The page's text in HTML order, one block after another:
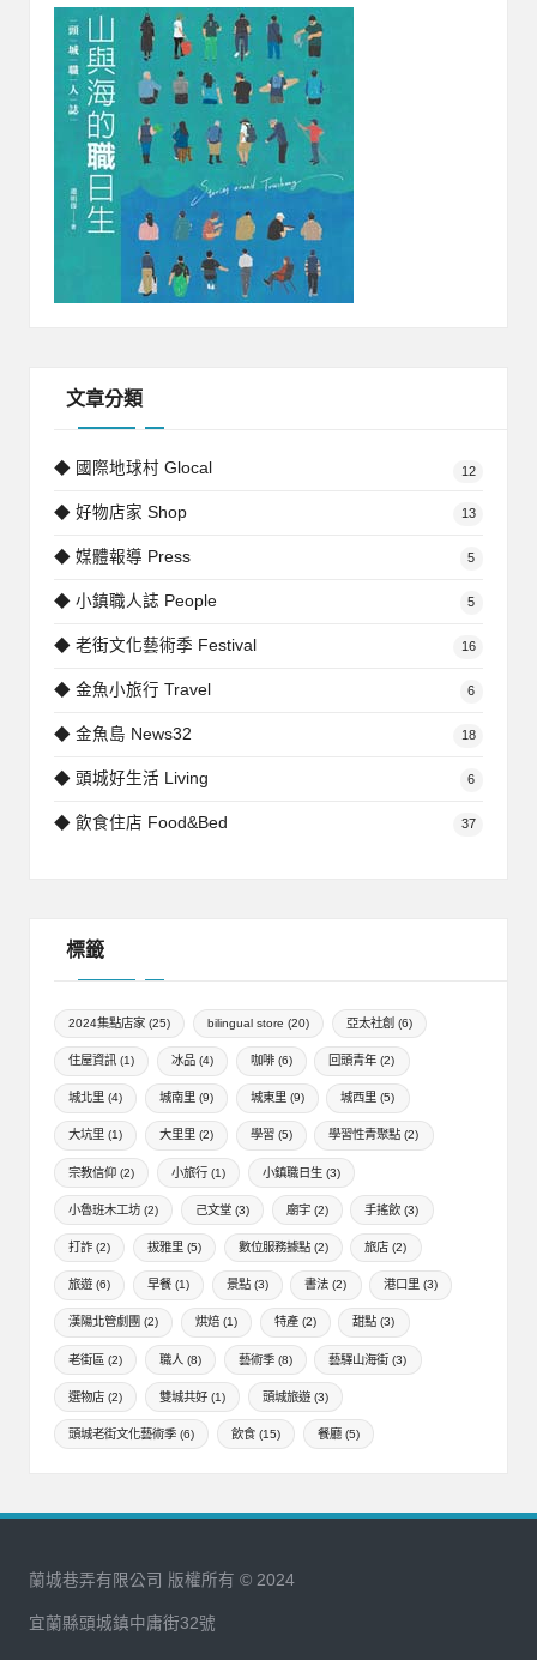
文章分類
◆ 國際地球村 Glocal 12
◆ 好物店家 Shop 13
◆ 媒體報導 Press 5
◆ 小鎮職人誌 People 5
◆ 老街文化藝術季 Festival 16
◆ 金魚小旅行 Travel 6
◆ 金魚島 News32 18
◆ 頭城好生活 Living 6
◆ 飲食住店 Food&Bed 37
標籤
2024集點店家 (25) bilingual store (20) 亞太社創 (6)
住屋資訊 (1) 冰品(4) 咖啡(6) 回頭青年 (2)
城北里 (4) 城南里(9) 城東里(9) 城西里 (5)
大坑里 (1) 大里里(2) 學習(5) 學習性青聚點 (2)
宗教信仰 (2) 小旅行(1) 小鎮職日生(3)
小魯班木工坊 (2) 己文堂(3) 廟宇(2) 手搖飲 (3)
打詐 (2) 拔雅里(5) 數位服務據點(2) 旅店 (2)
旅遊 (6) 早餐(1) 景點(3) 書法 (2) 港口里 (3)
漢陽北管劇團 (2) 烘焙(1) 特產(2) 甜點 (3)
老街區 (2) 職人 (8) 藝術季(8) 藝驛山海街 (3)
選物店 (2) 雙城共好(1) 頭城旅遊(3)
頭城老街文化藝術季 (6) 飲食(15) 餐廳(5)
蘭城巷弄有限公司 版權所有 © 2024
宜蘭縣頭城鎮中庸街32號